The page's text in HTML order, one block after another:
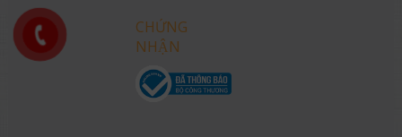
CHỨNG
NHẬN